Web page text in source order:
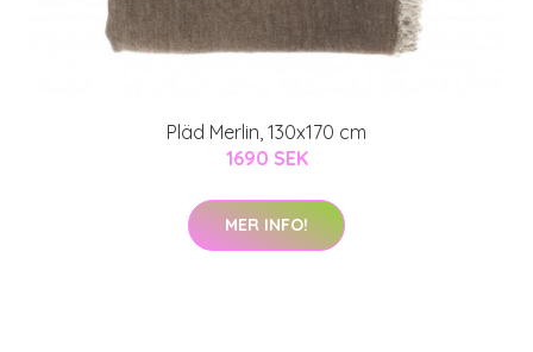
Pläd Merlin, 130x170 cm
1690 SEK
MER INFO!